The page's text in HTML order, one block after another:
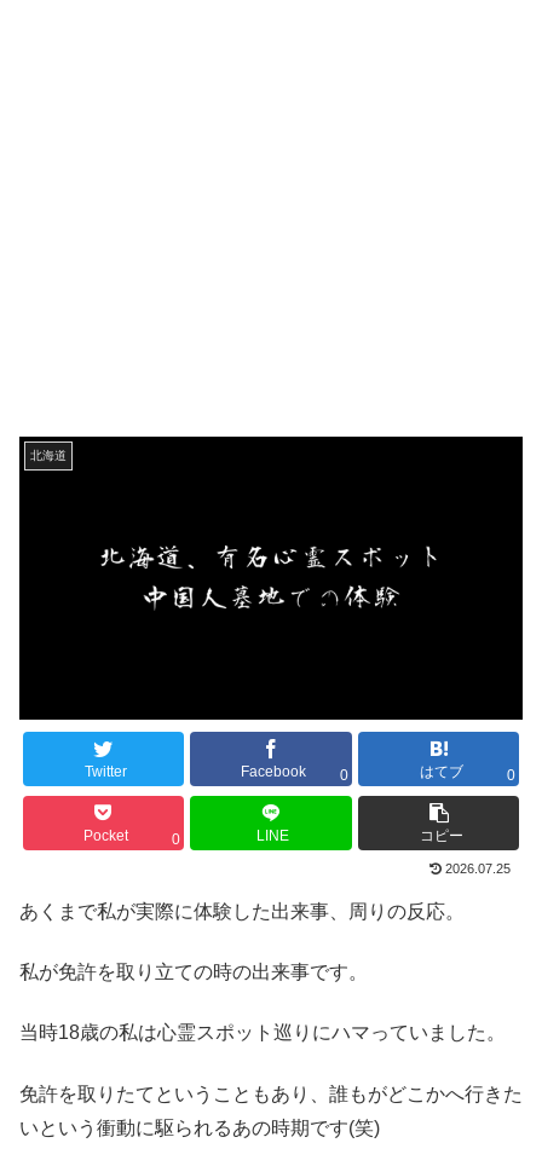
北海道
Twitter Facebook 0 はてブ 0
Pocket 0 LINE コピー
2026.07.25
あくまで私が実際に体験した出来事、周りの反応。
私が免許を取り立ての時の出来事です。
当時18歳の私は心霊スポット巡りにハマっていました。
免許を取りたてということもあり、誰もがどこかへ行きた
いという衝動に駆られるあの時期です(笑)